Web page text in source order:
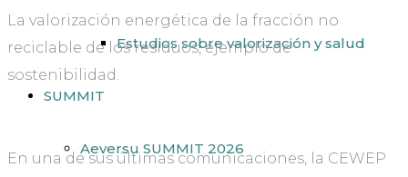
Estudios sobre valorización y salud
SUMMIT
Aeversu SUMMIT 2026
La valorización energética de la fracción no
reciclable de los residuos, ejemplo de
sostenibilidad.
En una de sus últimas comunicaciones, la CEWEP